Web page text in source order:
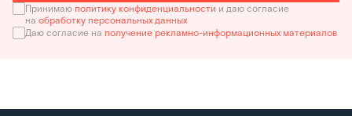
Принимаю политику конфиденциальности и даю согласие
на обработку персональных данных
Даю согласие на получение рекламно-информационных материалов